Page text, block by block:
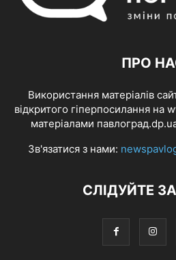
ПРО
Використання матеріалів
відкритого гіперпосилання на
матеріалами
Зв'язатися з нами:
СЛІДУЙТЕ